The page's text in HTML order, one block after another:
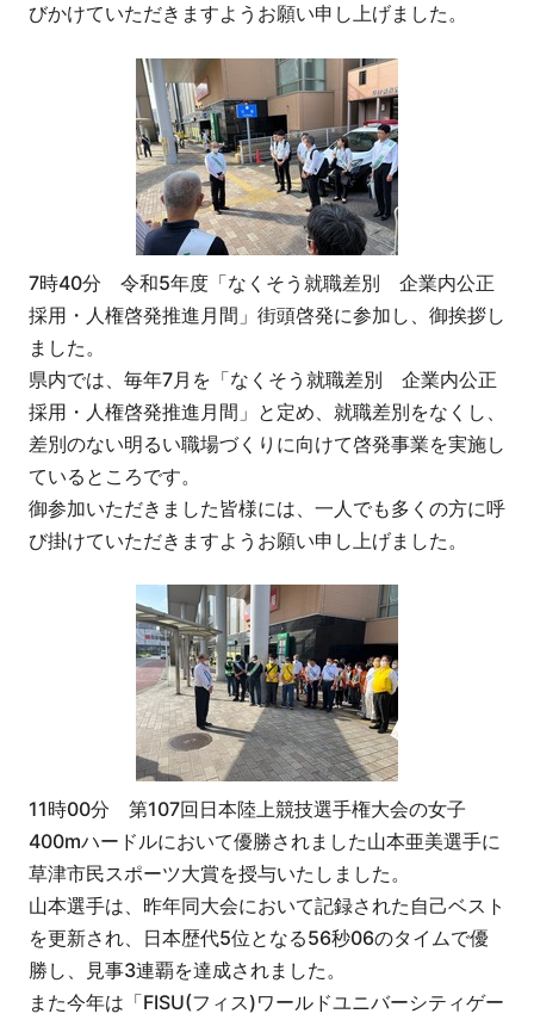
びかけていただきますようお願い申し上げました。
7時40分 令和5年度「なくそう就職差別 企業内公正
採用・人権啓発推進月間」街頭啓発に参加し、御挨拶し
ました。
県内では、毎年7月を「なくそう就職差別 企業内公正
採用・人権啓発推進月間」と定め、就職差別をなくし、
差別のない明るい職場づくりに向けて啓発事業を実施し
ているところです。
御参加いただきました皆様には、一人でも多くの方に呼
び掛けていただきますようお願い申し上げました。
11時00分 第107回日本陸上競技選手権大会の女子
400mハードルにおいて優勝されました山本亜美選手に
草津市民スポーツ大賞を授与いたしました。
山本選手は、昨年同大会において記録された自己ベスト
を更新され、日本歴代5位となる56秒06のタイムで優
勝し、見事3連覇を達成されました。
また今年は「FISU(フィス)ワールドユニバーシティゲー